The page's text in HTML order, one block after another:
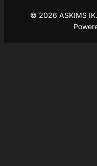
© 2026 ASKIMS